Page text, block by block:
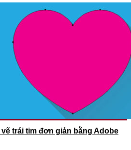
trái tim đơn giản bằng Adobe